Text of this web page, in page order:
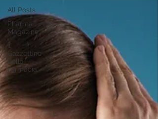
All Posts
Pharma
Magazine
Il
Gazzettino
della
Farmacia